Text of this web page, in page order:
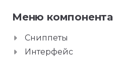
Меню компонента
Сниппеты
Интерфейс